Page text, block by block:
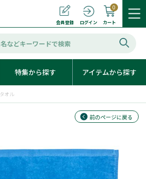
会員登録 ログイン カート
0
特集から探す アイテムから探す
タオル
前のページに戻る